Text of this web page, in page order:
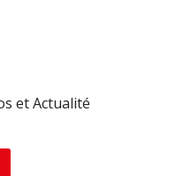
et Actualité